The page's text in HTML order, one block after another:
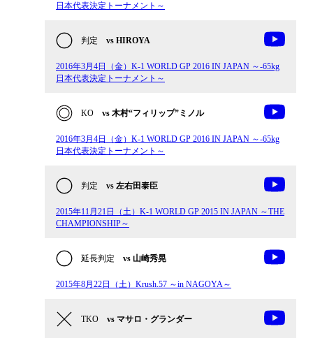
日本代表決定トーナメント～
判定 vs HIROYA
2016年3月4日（金）K-1 WORLD GP 2016 IN JAPAN ～-65kg
日本代表決定トーナメント～
KO vs 木村“フィリップ”ミノル
2016年3月4日（金）K-1 WORLD GP 2016 IN JAPAN ～-65kg
日本代表決定トーナメント～
判定 vs 左右田泰臣
2015年11月21日（土）K-1 WORLD GP 2015 IN JAPAN ～THE
CHAMPIONSHIP～
延長判定 vs 山崎秀晃
2015年8月22日（土）Krush.57 ～in NAGOYA～
TKO vs マサロ・グランダー